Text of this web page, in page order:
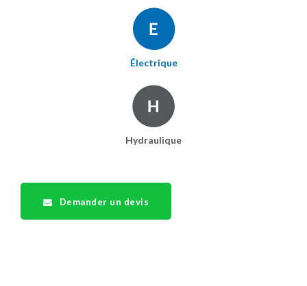
Électrique
Hydraulique
Demander un devis